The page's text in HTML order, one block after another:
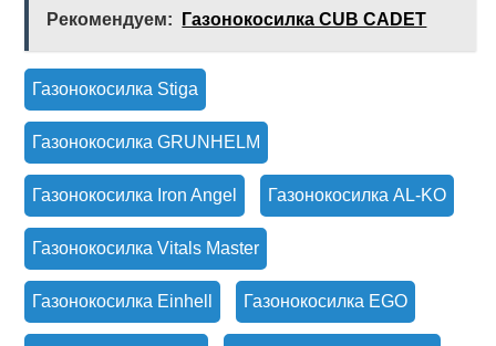
Рекомендуем: Газонокосилка CUB CADET
Газонокосилка Stiga
Газонокосилка GRUNHELM
Газонокосилка Iron Angel Газонокосилка AL-KO
Газонокосилка Vitals Master
Газонокосилка Einhell Газонокосилка EGO